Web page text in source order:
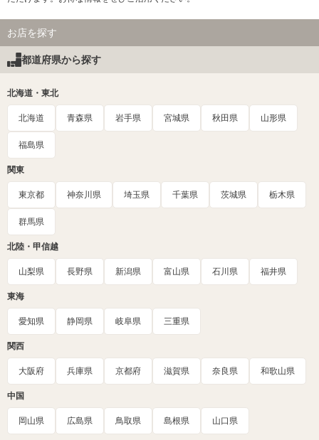
お店を探す
都道府県から探す
北海道・東北
北海道 青森県 岩手県 宮城県 秋田県 山形県
福島県
関東
東京都 神奈川県 埼玉県 千葉県 茨城県 栃木県
群馬県
北陸・甲信越
山梨県 長野県 新潟県 富山県 石川県 福井県
東海
愛知県 静岡県 岐阜県 三重県
関西
大阪府 兵庫県 京都府 滋賀県 奈良県 和歌山県
中国
岡山県 広島県 鳥取県 島根県 山口県